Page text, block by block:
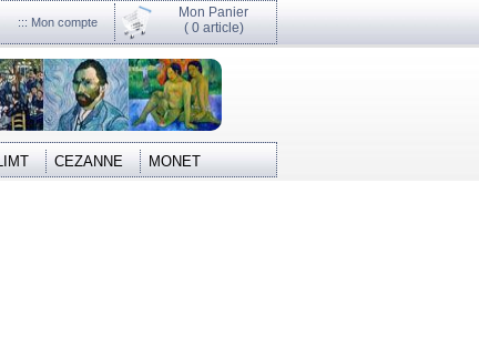
::: Mon compte
Mon Panier
( 0 article)
CEZANNE MONET